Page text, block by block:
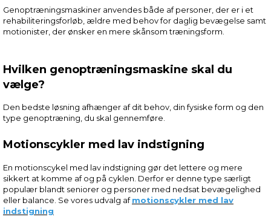
Genoptræningsmaskiner anvendes både af personer, der er i et
rehabiliteringsforløb, ældre med behov for daglig bevægelse samt
motionister, der ønsker en mere skånsom træningsform.
Hvilken genoptræningsmaskine skal du
vælge?
Den bedste løsning afhænger af dit behov, din fysiske form og den
type genoptræning, du skal gennemføre.
Motionscykler med lav indstigning
En motionscykel med lav indstigning gør det lettere og mere
sikkert at komme af og på cyklen. Derfor er denne type særligt
populær blandt seniorer og personer med nedsat bevægelighed
eller balance. Se vores udvalg afmotionscykler med lav
indstigning